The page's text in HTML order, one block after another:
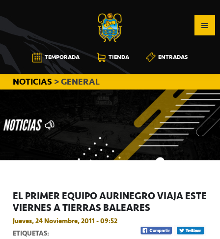
a
la
navegación
principal
al
contenido
principal
a
la
barra
lateral
principal
CB
CANARIAS
TEMPORADA TIENDA ENTRADAS
NOTICIAS > GENERAL
EL PRIMER EQUIPO AURINEGRO VIAJA ESTE
VIERNES A TIERRAS BALEARES
Jueves, 24 Noviembre, 2011 - 09:52
ETIQUETAS: